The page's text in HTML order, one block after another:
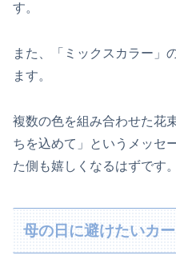
す。
また、「ミックスカラー」
ます。
複数の色を組み合わせた花
ちを込めて」というメッセ
た側も嬉しくなるはずです。
母の日に避けたいカ